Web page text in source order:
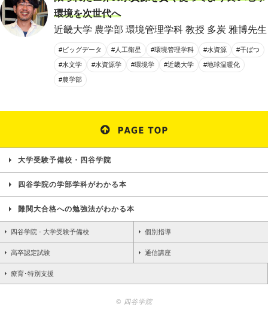
環境を次世代へ
近畿大学 農学部 環境管理学科 教授 多炭 雅博先生
#ビッグデータ #人工衛星 #環境管理学科 #水資源 #干ばつ
#水文学 #水資源学 #環境学 #近畿大学 #地球温暖化
#農学部
大学受験予備校・四谷学院
四谷学院の学部学科がわかる本
難関大合格への勉強法がわかる本
四谷学院 - 大学受験予備校 個別指導
高卒認定試験 通信講座
療育･特別支援
© 四谷学院